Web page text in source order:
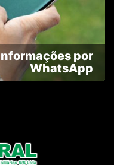
por
WhatsApp